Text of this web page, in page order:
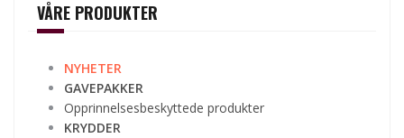
VÅRE PRODUKTER
NYHETER
GAVEPAKKER
Opprinnelsesbeskyttede produkter
KRYDDER